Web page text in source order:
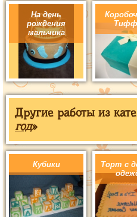
На день
рождения
мальчика
Другие работы из
год»
Кубики
Торт с